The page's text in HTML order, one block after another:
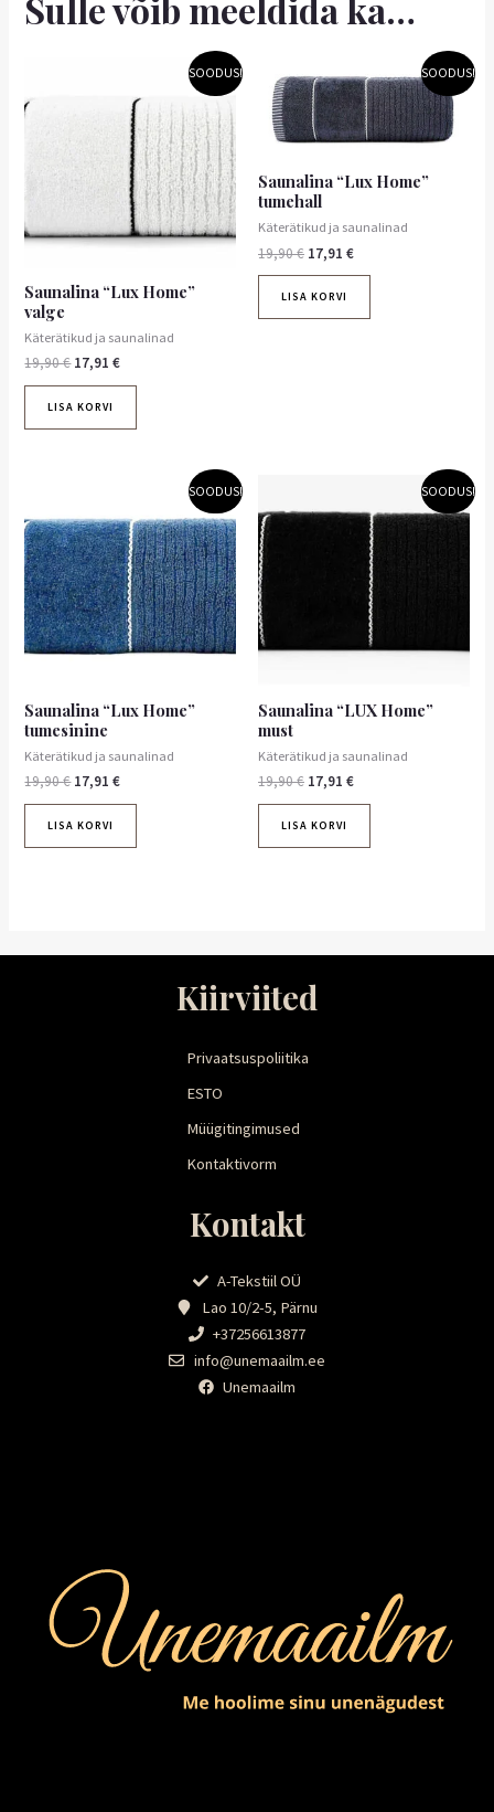
Sulle võib meeldida ka…
SOODUS!
Saunalina “Lux Home”
valge
Käterätikud ja saunalinad
19,90€ 17,91€
on:
17,91 €.
LISA KORVI
SOODUS!
Saunalina “Lux Home”
tumehall
Käterätikud ja saunalinad
19,90€
hind
oli:
19,90 €.
17,91 €
hind
on:
17,91 €.
LISA KORVI
SOODUS!
Saunalina “Lux Home”
tumesinine
Käterätikud ja saunalinad
19,90€
oli:
19,90 €.
17,91€
on:
17,91 €.
LISA KORVI
SOODUS!
Saunalina “LUX Home”
must
Käterätikud ja saunalinad
19,90€
oli:
17,91 €
on:
17,91 €.
LISA KORVI
Kiirviited
Privaatsuspoliitika
ESTO
Müügitingimused
Kontaktivorm
Kontakt
A-Tekstiil OÜ
Lao 10/2-5, Pärnu
+37256613877
info@unemaailm.ee
Unemaailm